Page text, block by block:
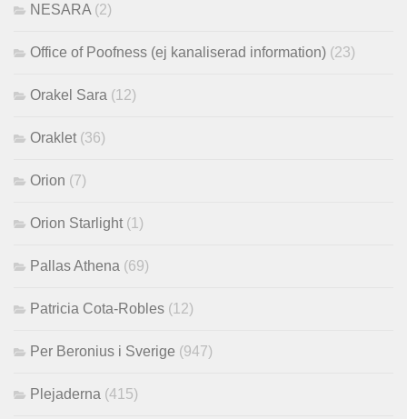
NESARA (2)
Office of Poofness (ej kanaliserad information) (23)
Orakel Sara (12)
Oraklet (36)
Orion (7)
Orion Starlight (1)
Pallas Athena (69)
Patricia Cota-Robles (12)
Per Beronius i Sverige (947)
Plejaderna (415)